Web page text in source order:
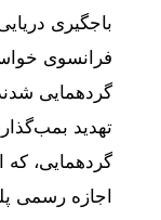
باجگیری
فرانسوی
گردهمایی
تهدید
گردهمایی، که
اجازه رسمی